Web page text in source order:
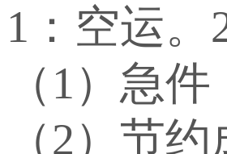
1：空运
（1）急
（2）节